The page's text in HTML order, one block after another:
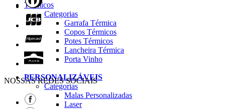
Térmicos
Categorias
Garrafa Térmica
Copos Térmicos
Potes Térmicos
Lancheira Térmica
Porta Vinho
PERSONALIZÁVEIS
Categorias
Malas Personalizadas
Laser
NOSSAS REDES SOCIAIS